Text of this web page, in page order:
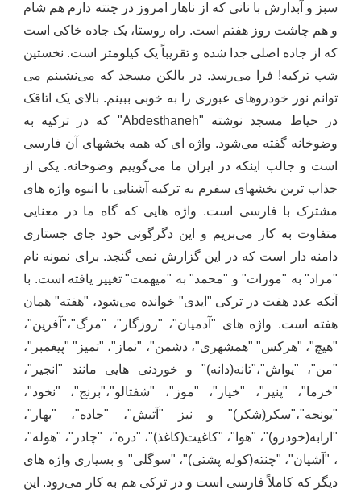
سبز و آبدارش با نانی که از ناهار امروز در چنته دارم هم شام
و هم چاشت روز هفتم است. راه روستا، یک جاده خاکی است
که از جاده اصلی جدا شده و تقریباً یک کیلومتر است. نخستین
شب ترکیه! فرا می‌رسد. در بالکن مسجد که می‌نشینم می
توانم نور خودروهای عبوری را به خوبی ببینم. بالای یک اتاقک
در حیاط مسجد نوشته "Abdesthaneh" که در ترکیه به
وضوخانه گفته می‌شود. واژه ای که همه بخشهای آن فارسی
است و جالب اینکه در ایران ما می‌گوییم وضوخانه. یکی از
جذاب ترین بخشهای سفرم به ترکیه آشنایی با انبوه واژه های
مشترک با فارسی است. واژه هایی که گاه ما در معنایی
متفاوت به کار می‌بریم و این دگرگونی خود جای جستاری
دامنه دار است که در این گزارش نمی گنجد. برای نمونه نام
"مراد" به "مورات" و "محمد" به "میهمت" تغییر یافته است. با
آنکه عدد هفت در ترکی "ایدی" خوانده می‌شود، "هفته" همان
هفته است. واژه های "آدمیان"، "روزگار"، "مرگ"،"آفرین"،
"هیچ"، "هرکس" "همشهری"، دشمن"، "نماز"، "تمیز" "پیغمبر"،
"من"، "یواش"،"تانه(دانه)" و خوردنی هایی مانند "انجیر"،
"خرما"، "پنیر"، "خیار"، "موز"، "شفتالو"،"برنج"، "نخود"،
"یونجه"،"سکر(شکر)" و نیز "آتیش"، "جاده"، "بهار"،
"ارابه(خودرو)"، "هوا"، "کاغیت(کاغذ)"، "دره"، "چادر"، "هوله"،
، "آشیان"، "چنته(کوله پشتی)"، "سوگلی" و بسیاری واژه های
دیگر که کاملاً فارسی است و در ترکی هم به کار می‌رود. این